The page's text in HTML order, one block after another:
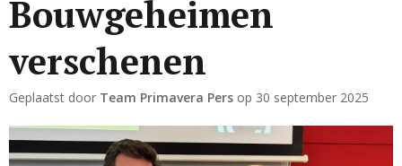
Bouwgeheimen
verschenen
Geplaatst door Team Primavera Pers op 30 september 2025